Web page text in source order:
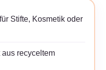
Stifte, Kosmetik oder
recyceltem